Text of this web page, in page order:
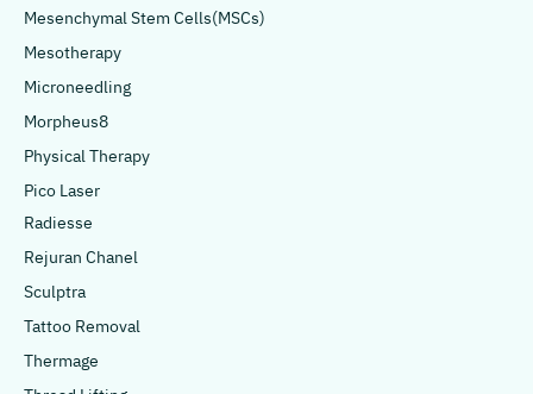
Mesenchymal Stem Cells(MSCs)
Mesotherapy
Microneedling
Morpheus8
Physical Therapy
Pico Laser
Radiesse
Rejuran Chanel
Sculptra
Tattoo Removal
Thermage